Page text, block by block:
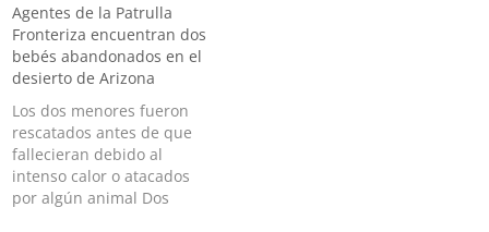
Oficina de Aduanas y
Protección Fronteriza
(CBP), Troy Miller, anunció
este jueves que Raúl Ortiz
será el nuevo jefe de la
Patrulla…
Agentes de la Patrulla
Fronteriza encuentran dos
bebés abandonados en el
desierto de Arizona
Los dos menores fueron
rescatados antes de que
fallecieran debido al
intenso calor o atacados
por algún animal Dos